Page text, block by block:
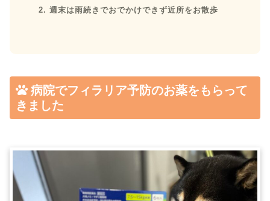
週末は雨続きでおでかけできず近所をお散歩
病院でフィラリア予防のお薬をもらって
きました